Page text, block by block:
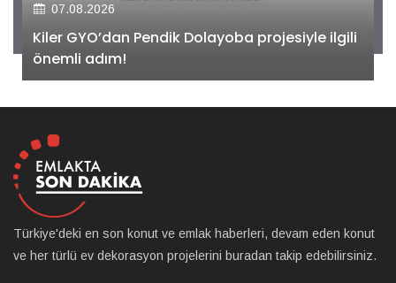
07.08.2026
Kiler GYO’dan Pendik Dolayoba projesiyle ilgili
önemli adım!
Türkiye'deki en son konut ve emlak haberleri, devam eden konut
ve her türlü ev dekorasyon projelerini buradan takip edebilirsiniz.